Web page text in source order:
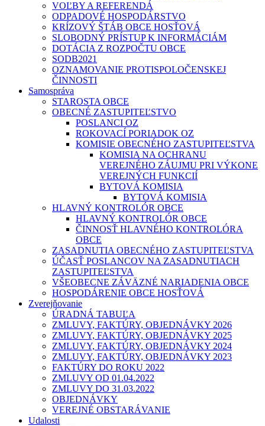
VOĽBY A REFERENDÁ
ODPADOVÉ HOSPODÁRSTVO
KRÍZOVÝ ŠTÁB OBCE HOSŤOVÁ
SLOBODNÝ PRÍSTUP K INFORMÁCIÁM
DOTÁCIA Z ROZPOČTU OBCE
SODB2021
OZNAMOVANIE PROTISPOLOČENSKEJ
ČINNOSTI
Samospráva
STAROSTA OBCE
OBECNÉ ZASTUPITEĽSTVO
POSLANCI OZ
ROKOVACÍ PORIADOK OZ
KOMISIE OBECNÉHO ZASTUPITEĽSTVA
KOMISIA NA OCHRANU
VEREJNÉHO ZÁUJMU PRI VÝKONE
VEREJNÝCH FUNKCIÍ
BYTOVÁ KOMISIA
BYTOVÁ KOMISIA
HLAVNÝ KONTROLÓR OBCE
HLAVNÝ KONTROLÓR OBCE
ČINNOSŤ HLAVNÉHO KONTROLÓRA
OBCE
ZASADNUTIA OBECNÉHO ZASTUPITEĽSTVA
ÚČASŤ POSLANCOV NA ZASADNUTIACH
ZASTUPITEĽSTVA
VŠEOBECNE ZÁVÄZNÉ NARIADENIA OBCE
HOSPODÁRENIE OBCE HOSŤOVÁ
Zverejňovanie
ÚRADNÁ TABUĽA
ZMLUVY, FAKTÚRY, OBJEDNÁVKY 2026
ZMLUVY, FAKTÚRY, OBJEDNÁVKY 2025
ZMLUVY, FAKTÚRY, OBJEDNÁVKY 2024
ZMLUVY, FAKTÚRY, OBJEDNÁVKY 2023
FAKTÚRY DO ROKU 2022
ZMLUVY OD 01.04.2022
ZMLUVY DO 31.03.2022
OBJEDNÁVKY
VEREJNÉ OBSTARÁVANIE
Udalosti